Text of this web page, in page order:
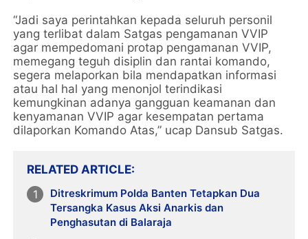
“Jadi saya perintahkan kepada seluruh personil
yang terlibat dalam Satgas pengamanan VVIP
agar mempedomani protap pengamanan VVIP,
memegang teguh disiplin dan rantai komando,
segera melaporkan bila mendapatkan informasi
atau hal hal yang menonjol terindikasi
kemungkinan adanya gangguan keamanan dan
kenyamanan VVIP agar kesempatan pertama
dilaporkan Komando Atas,” ucap Dansub Satgas.
RELATED ARTICLE
Ditreskrimum Polda Banten Tetapkan Dua
Tersangka Kasus Aksi Anarkis dan
Penghasutan di Balaraja